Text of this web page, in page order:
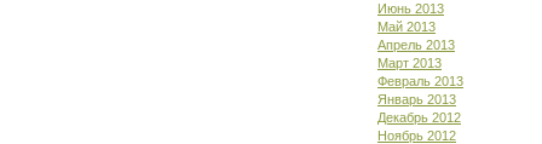
Июнь 2013
Май 2013
Апрель 2013
Март 2013
Февраль 2013
Январь 2013
Декабрь 2012
Ноябрь 2012